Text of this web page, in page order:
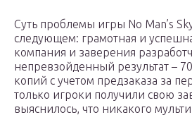
Суть проблемы игры No Man’s
следующем: грамотная и
компания и заверения
непревзойденный результат –
копий с учетом предзаказа за
только игроки получили свою
выяснилось, что никакого